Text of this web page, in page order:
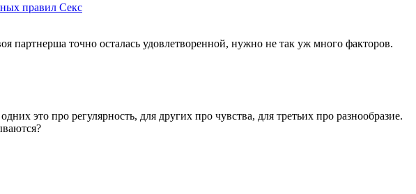
правил Секс
партнерша точно осталась удовлетворенной, нужно не так уж много факторов.
это про регулярность, для других про чувства, для третьих про разнообразие.